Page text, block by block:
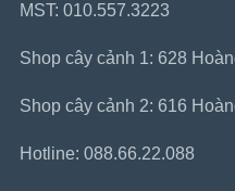
MST: 010.557.3223
Shop cây cảnh 1: 628
Shop cây cảnh 2: 616
Hotline: 088.66.22.088